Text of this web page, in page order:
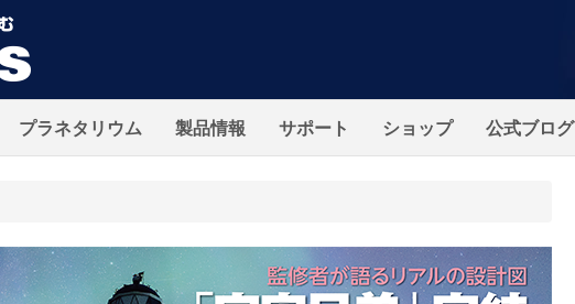
プラネタリウム 製品情報 サポート ショップ 公式ブログ